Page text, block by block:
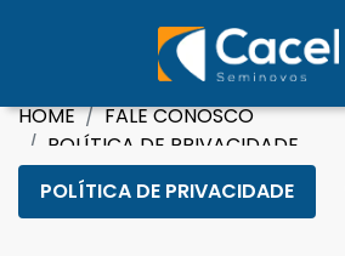
HOME
FALE CONOSCO
POLÍTICA DE PRIVACIDADE
POLÍTICA DE PRIVACIDADE